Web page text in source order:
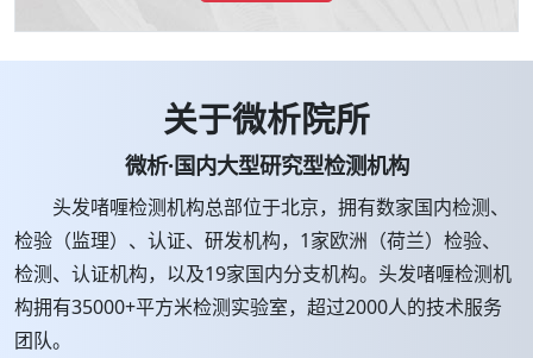
关于微析院所
微析·国内大型研究型检测机构
头发啫喱检测机构总部位于北京，拥有数家国内检测、
检验（监理）、认证、研发机构，1家欧洲（荷兰）检验、
检测、认证机构，以及19家国内分支机构。头发啫喱检测机
构拥有35000+平方米检测实验室，超过2000人的技术服务
团队。